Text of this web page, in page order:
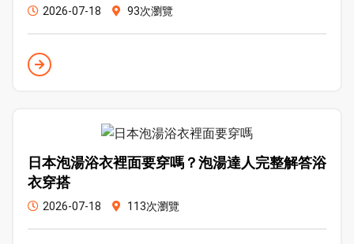
2026-07-18 93次瀏覽
日本泡湯浴衣裡面要穿嗎？泡湯達人完整解答浴
衣穿搭
2026-07-18 113次瀏覽